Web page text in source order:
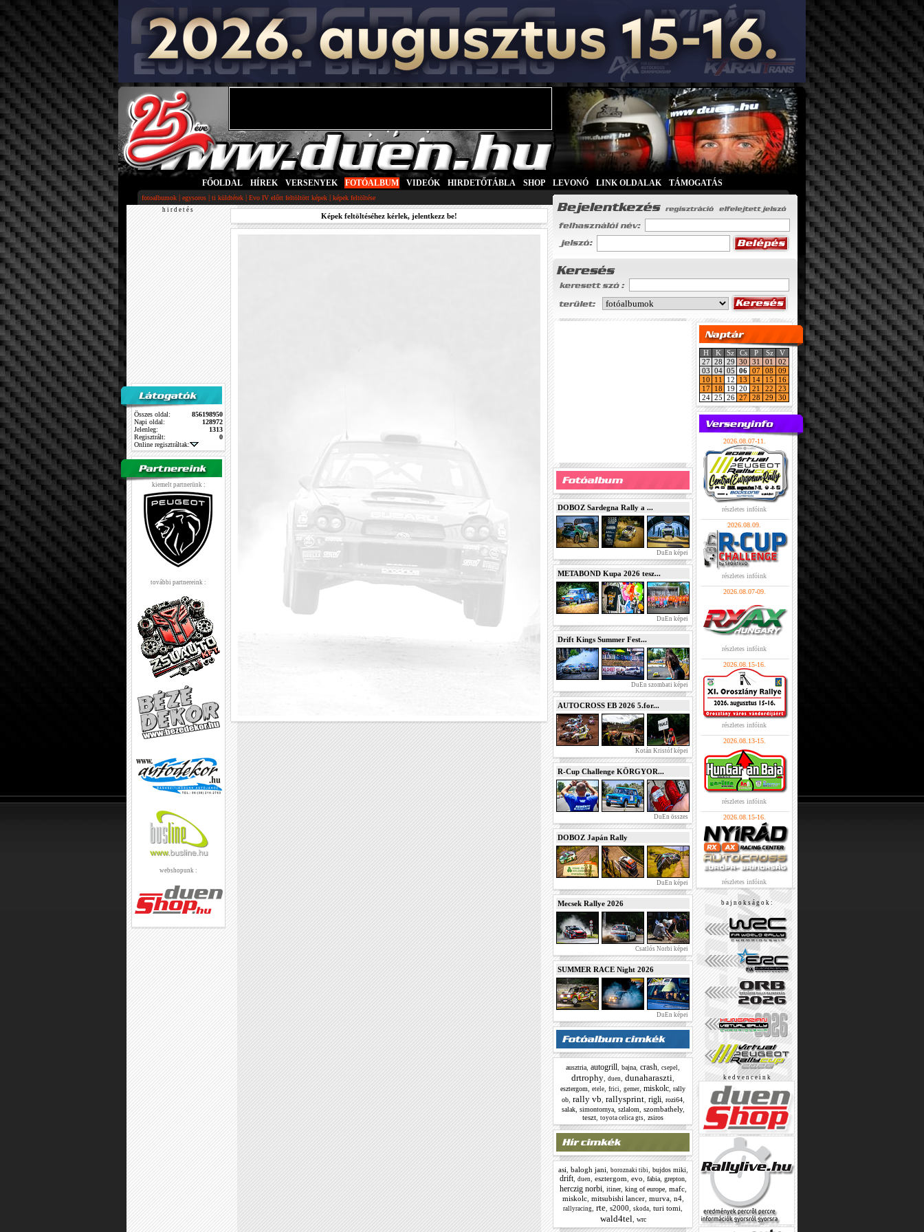
FŐOLDAL HÍREK VERSENYEK FOTÓALBUM VIDEÓK HIRDETŐTÁBLA SHOP LEVONÓ LINK OLDALAK TÁMOGATÁS
fotoalbumok | egysoros | ti küldtétek | Evo IV előtt feltöltött képek | képek feltöltése
h i r d e t é s
Összes oldal:
856198950
Napi oldal:
128972
Jelenleg:
1313
Regisztrált:
0
Online regisztráltak:
kiemelt partnerünk :
további partnereink :
webshopunk :
Képek feltöltéséhez kérlek, jelentkezz be!
DOBOZ Sardegna Rally a ...
DuEn képei
METABOND Kupa 2026 tesz...
DuEn képei
Drift Kings Summer Fest...
DuEn szombati képei
AUTOCROSS EB 2026 5.for...
Kotán Kristóf képei
R-Cup Challenge KÖRGYOR...
DuEn összes
DOBOZ Japán Rally
DuEn képei
Mecsek Rallye 2026
Csatlós Norbi képei
SUMMER RACE Night 2026
DuEn képei
ausztria autogrill bajna crash csepel
drtrophy duen dunaharaszti
esztergom etele frici gemer miskolc rally
ob, rally vb rallysprint, rigli, rozi64,
salak, simontornya, szlalom szombathely,
teszt toyota celica gts zsiros
asi balogh jani boroznaki tibi bujdos miki
drift, duen esztergom evo fabia, grepton,
herczig norbi, itiner, king of europe, mafc,
miskolc, mitsubishi lancer, murva, n4,
rallyracing rte s2000 skoda turi tomi
wald4tel wrc
H K Sz Cs P Sz
V
27 28 29 30 31 01
02
03 04 05 06 07 08
09
10
11 12 13 14 15
16
17
18 19 20 21 22
23
24 25 26 27 28 29 30
2026.08.07-11.
részletes infóink
2026.08.09.
részletes infóink
2026.08.07-09.
részletes infóink
2026.08.15-16.
részletes infóink
2026.08.13-15.
részletes infóink
2026.08.15-16.
részletes infóink
b a j n o k s á g o k :
k e d v e n c e i n k